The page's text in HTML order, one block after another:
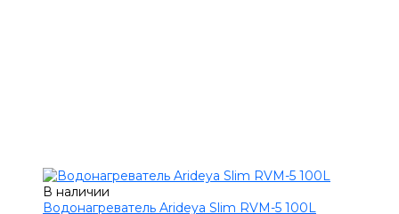
В наличии
Водонагреватель Arideya Slim RVM-5 100L